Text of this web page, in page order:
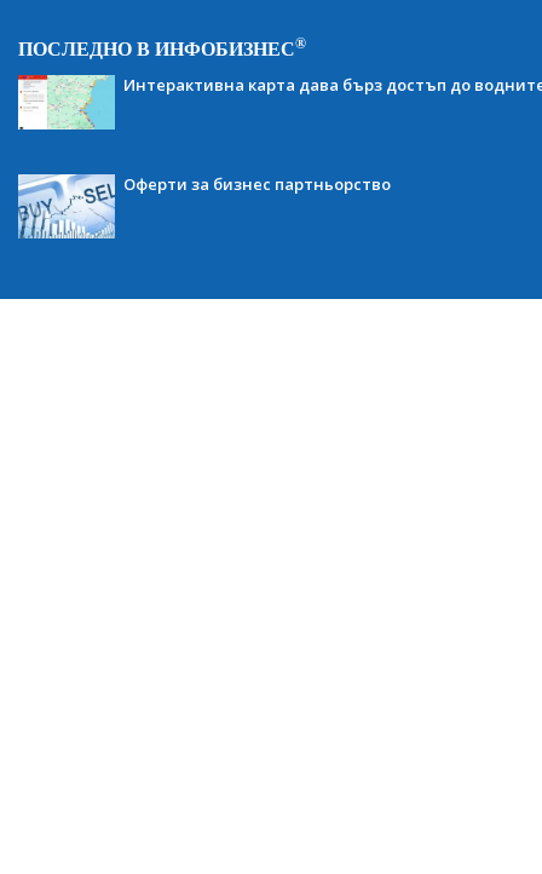
ПОСЛЕДНО В ИНФОБИЗНЕС®
Интерактивна карта дава бърз достъп до
Оферти за бизнес партньорство